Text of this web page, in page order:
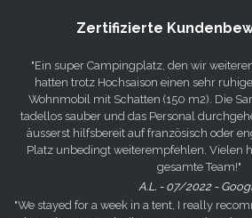
Zertifizierte
"Ein super Campingplatz, den wir
hatten trotz Hochsaison einen sehr
Wohnmobil mit Schatten (150 m2). Die
tadellos sauber und das Personal
äusserst hilfsbereit auf französisch oder
Platz unbedingt weiterempfehlen. Vielen
gesamte Team!"
A.L. - 07/2022 -
"We stayed for a week in a tent, I really